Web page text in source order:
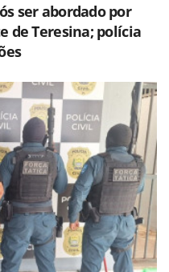
ser abordado por
de Teresina; polícia